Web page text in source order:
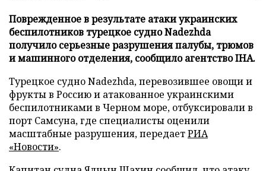
Поврежденное в результате атаки украинских
беспилотников турецкое судно Nadezhda
получило серьезные разрушения палубы, трюмов
и машинного отделения, сообщило агентство IHA.
Турецкое судно Nadezhda, перевозившее овощи и
фрукты в Россию и атакованное украинскими
беспилотниками в Черном море, отбуксировали в
порт Самсуна, где специалисты оценили
масштабные разрушения, передаетРИА
«Новости».